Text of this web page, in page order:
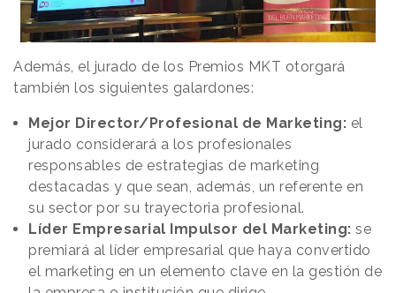
Además, el jurado de los Premios MKT otorgará
también los siguientes galardones:
Mejor Director/Profesional de Marketing: el
jurado considerará a los profesionales
responsables de estrategias de marketing
destacadas y que sean, además, un referente en
su sector por su trayectoria profesional.
Líder Empresarial Impulsor del Marketing: se
premiará al líder empresarial que haya convertido
el marketing en un elemento clave en la gestión de